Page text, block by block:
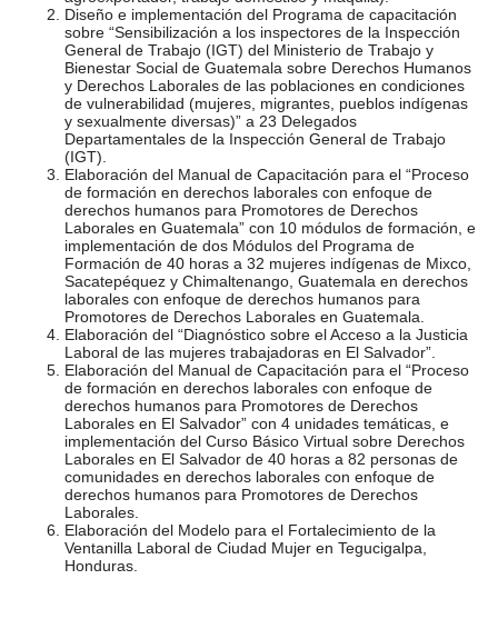
Diseño e implementación del Programa de capacitación
sobre “Sensibilización a los inspectores de la Inspección
General de Trabajo (IGT) del Ministerio de Trabajo y
Bienestar Social de Guatemala sobre Derechos Humanos
y Derechos Laborales de las poblaciones en condiciones
de vulnerabilidad (mujeres, migrantes, pueblos indígenas
y sexualmente diversas)” a 23 Delegados
Departamentales de la Inspección General de Trabajo
(IGT).
Elaboración del Manual de Capacitación para el “Proceso
de formación en derechos laborales con enfoque de
derechos humanos para Promotores de Derechos
Laborales en Guatemala” con 10 módulos de formación, e
implementación de dos Módulos del Programa de
Formación de 40 horas a 32 mujeres indígenas de Mixco,
Sacatepéquez y Chimaltenango, Guatemala en derechos
laborales con enfoque de derechos humanos para
Promotores de Derechos Laborales en Guatemala.
Elaboración del “Diagnóstico sobre el Acceso a la Justicia
Laboral de las mujeres trabajadoras en El Salvador”.
Elaboración del Manual de Capacitación para el “Proceso
de formación en derechos laborales con enfoque de
derechos humanos para Promotores de Derechos
Laborales en El Salvador” con 4 unidades temáticas, e
implementación del Curso Básico Virtual sobre Derechos
Laborales en El Salvador de 40 horas a 82 personas de
comunidades en derechos laborales con enfoque de
derechos humanos para Promotores de Derechos
Laborales.
Elaboración del Modelo para el Fortalecimiento de la
Ventanilla Laboral de Ciudad Mujer en Tegucigalpa,
Honduras.